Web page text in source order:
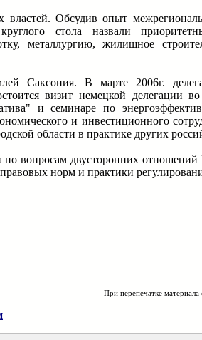
Обсудив опыт
стола назвали
металлургию, жилищное
Саксония. В марте 2006г.
визит немецкой делегации
и семинаре по
и инвестиционного
области в практике других
вопросам двусторонних
норм и практики
При перепечатке материала